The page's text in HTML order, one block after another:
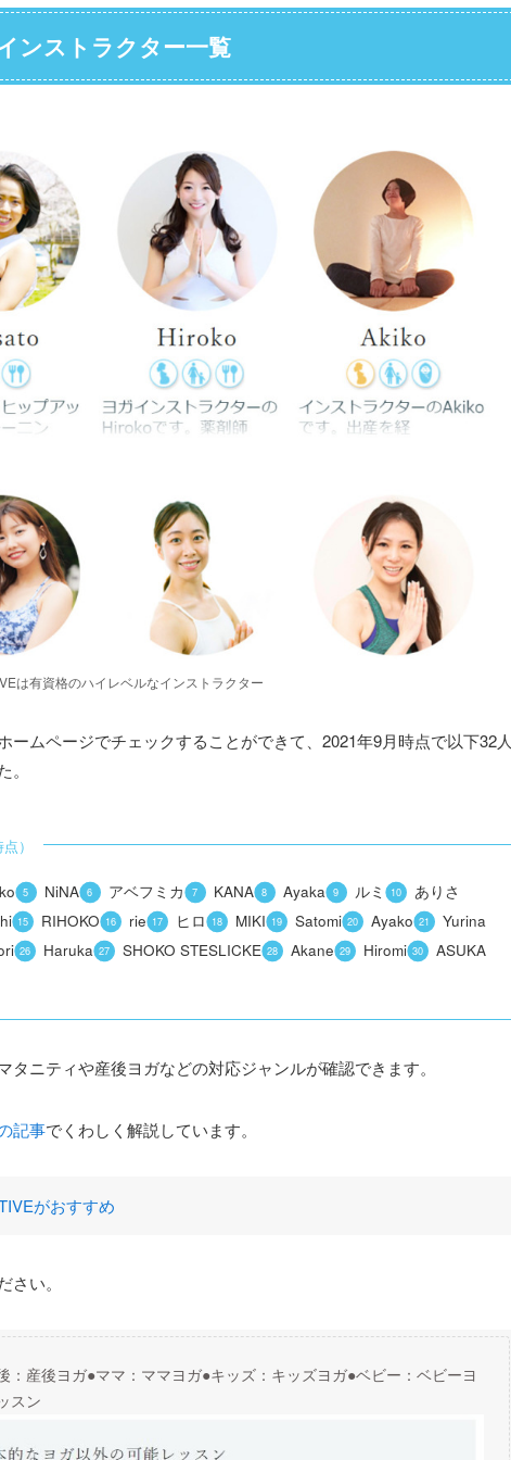
ンストラクター一覧
は有資格のハイレベルなインストラクター
ームページでチェックすることができて、2021年9月時点で以下32人
）
NiNA アベフミカ KANA Ayaka ルミ
ありさ
RIHOKO rie ヒロ MIKI Satomi Ayako
Yurina
Haruka SHOKO STESLICKE Akane Hiromi
ASUKA
ニティや産後ヨガなどの対応ジャンルが確認できます。
記事でくわしく解説しています。
がおすすめ
い。
産後ヨガ●ママ：ママヨガ●キッズ：キッズヨガ●ベビー：ベビーヨ
スン